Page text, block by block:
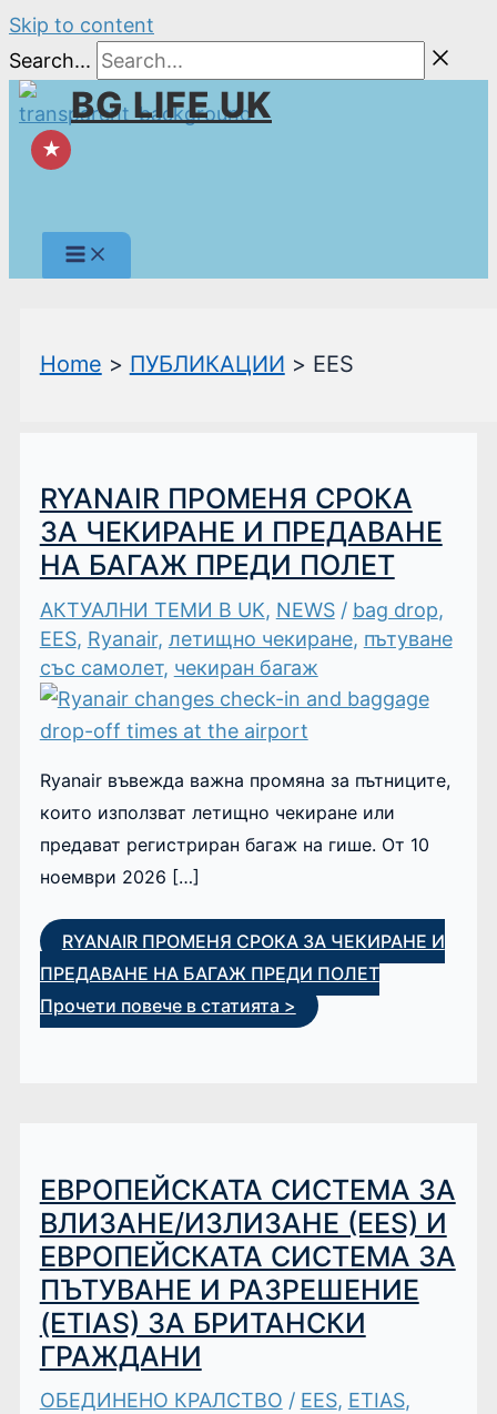
Skip to content
Search...
BG LIFE UK
★
Home ПУБЛИКАЦИИ EES
RYANAIR ПРОМЕНЯ СРОКА
ЗА ЧЕКИРАНЕ И ПРЕДАВАНЕ
НА БАГАЖ ПРЕДИ ПОЛЕТ
АКТУАЛНИ ТЕМИ В UK, NEWS/ bag drop,
EES, Ryanair, летищно чекиране, пътуване
със самолет, чекиран багаж
Ryanair въвежда важна промяна за пътниците,
които използват летищно чекиране или
предават регистриран багаж на гише. От 10
ноември 2026 […]
RYANAIR ПРОМЕНЯ СРОКА ЗА ЧЕКИРАНЕ И
ПРЕДАВАНЕ НА БАГАЖ ПРЕДИ ПОЛЕТ
Прочети повече в статията >
ЕВРОПЕЙСКАТА СИСТЕМА ЗА
ВЛИЗАНЕ/ИЗЛИЗАНЕ (EES) И
ЕВРОПЕЙСКАТА СИСТЕМА ЗА
ПЪТУВАНЕ И РАЗРЕШЕНИЕ
(ETIAS) ЗА БРИТАНСКИ
ГРАЖДАНИ
ОБЕДИНЕНО КРАЛСТВО / EES, ETIAS,